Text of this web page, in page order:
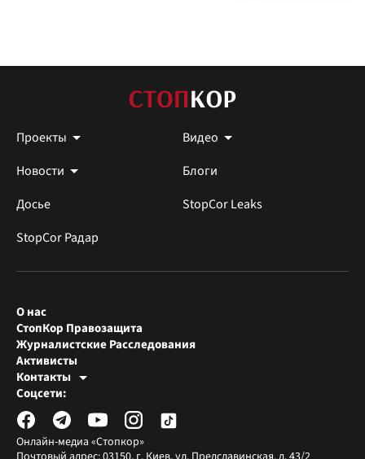
Проекты
Видео
Новости
Блоги
Досье
StopCor Leaks
StopCor Радар
Онлайн-медиа «Стопкор»
О нас
СтопКор Правозащита
Журналистские Расследования
Активисты
Контакты
Редакция СтопКора
Журналисты-расследователи
Соцсети: